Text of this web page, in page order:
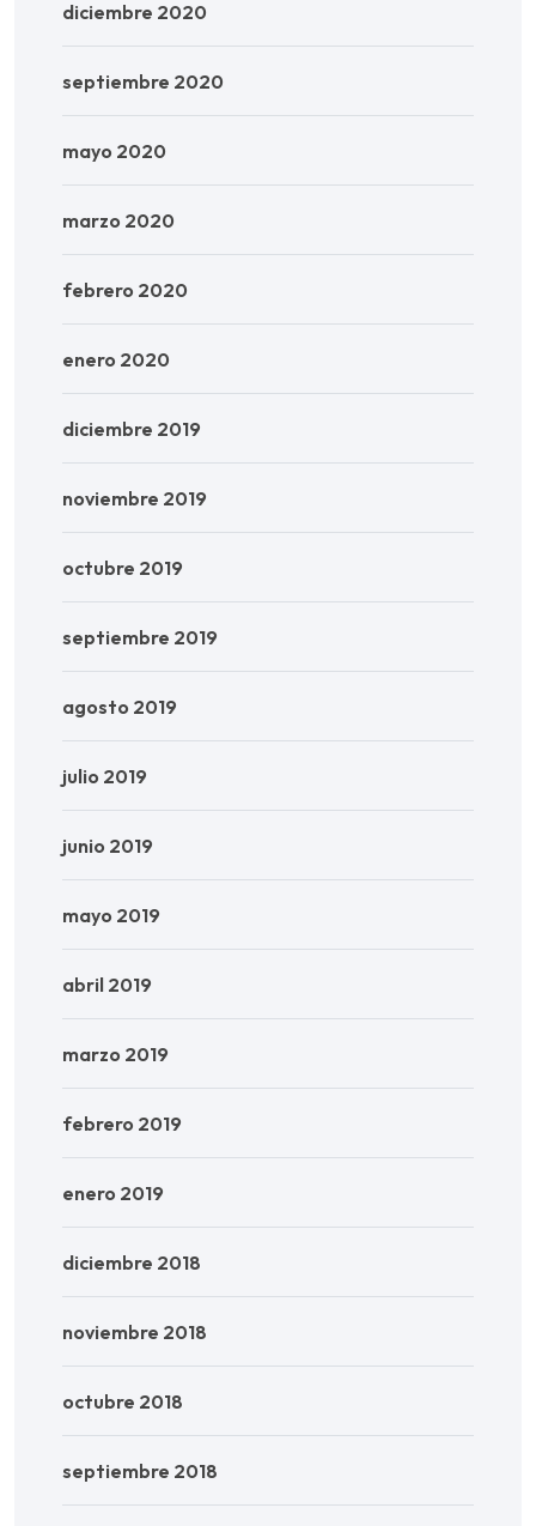
diciembre 2020
septiembre 2020
mayo 2020
marzo 2020
febrero 2020
enero 2020
diciembre 2019
noviembre 2019
octubre 2019
septiembre 2019
agosto 2019
julio 2019
junio 2019
mayo 2019
abril 2019
marzo 2019
febrero 2019
enero 2019
diciembre 2018
noviembre 2018
octubre 2018
septiembre 2018